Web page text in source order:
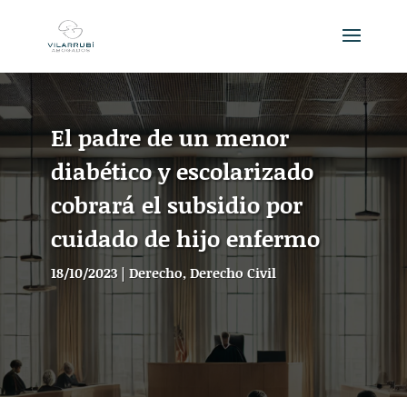
El padre de un menor
diabético y escolarizado
cobrará el subsidio por
cuidado de hijo enfermo
18/10/2023| Derecho,Derecho Civil